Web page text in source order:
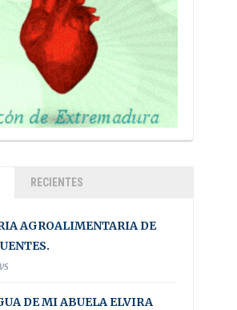
RECIENTES
AGROALIMENTARIA DE
DE MI ABUELA ELVIRA